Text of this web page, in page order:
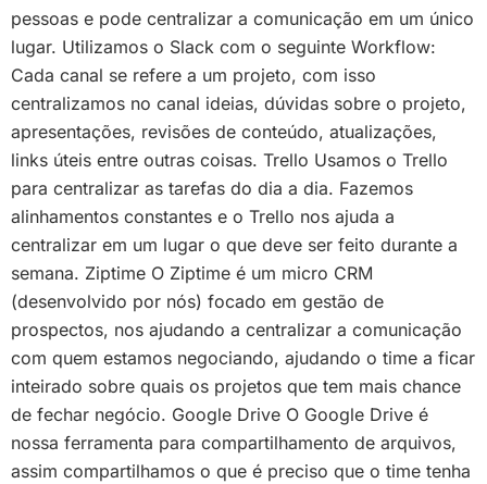
pessoas e pode centralizar a comunicação em um único
lugar. Utilizamos o Slack com o seguinte Workflow:
Cada canal se refere a um projeto, com isso
centralizamos no canal ideias, dúvidas sobre o projeto,
apresentações, revisões de conteúdo, atualizações,
links úteis entre outras coisas. Trello Usamos o Trello
para centralizar as tarefas do dia a dia. Fazemos
alinhamentos constantes e o Trello nos ajuda a
centralizar em um lugar o que deve ser feito durante a
semana. Ziptime O Ziptime é um micro CRM
(desenvolvido por nós) focado em gestão de
prospectos, nos ajudando a centralizar a comunicação
com quem estamos negociando, ajudando o time a ficar
inteirado sobre quais os projetos que tem mais chance
de fechar negócio. Google Drive O Google Drive é
nossa ferramenta para compartilhamento de arquivos,
assim compartilhamos o que é preciso que o time tenha